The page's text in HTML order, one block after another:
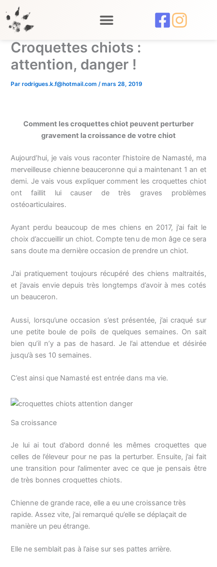
au
contenu
Croquettes chiots :
attention, danger !
Parrodrigues.k.f@hotmail.com/mars 28, 2019
Comment les croquettes chiot peuvent perturber
gravement la croissance de votre chiot
Aujourd’hui, je vais vous raconter l’histoire de Namasté, ma
merveilleuse chienne beauceronne qui a maintenant 1 an et
demi. Je vais vous expliquer comment les croquettes chiot
ont faillit lui causer de très graves problèmes
ostéoarticulaires.
Ayant perdu beaucoup de mes chiens en 2017, j’ai fait le
choix d’accueillir un chiot. Compte tenu de mon âge ce sera
sans doute ma dernière occasion de prendre un chiot.
J’ai pratiquement toujours récupéré des chiens maltraités,
et j’avais envie depuis très longtemps d’avoir à mes cotés
un beauceron.
Aussi, lorsqu’une occasion s’est présentée, j’ai craqué sur
une petite boule de poils de quelques semaines. On sait
bien qu’il n’y a pas de hasard. Je l’ai attendue et désirée
jusqu’à ses 10 semaines.
C’est ainsi que Namasté est entrée dans ma vie.
Sa croissance
Je lui ai tout d’abord donné les mêmes croquettes que
celles de l’éleveur pour ne pas la perturber. Ensuite, j’ai fait
une transition pour l’alimenter avec ce que je pensais être
de très bonnes croquettes chiots.
Chienne de grande race, elle a eu une croissance très
rapide. Assez vite, j’ai remarqué qu’elle se déplaçait de
manière un peu étrange.
Elle ne semblait pas à l’aise sur ses pattes arrière.